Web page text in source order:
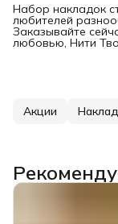
Набор накладок
любителей
Заказывайте
любовью, Нити
Акции